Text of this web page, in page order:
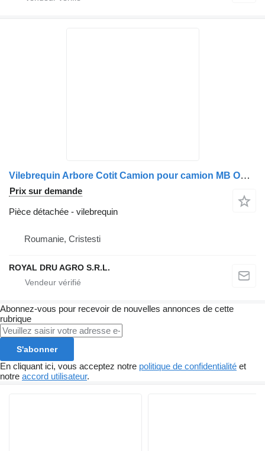
Vilebrequin Arbore Cotit Camion pour camion MB OM470 A4710300101/201401
Prix sur demande
Pièce détachée - vilebrequin
Roumanie, Cristesti
ROYAL DRU AGRO S.R.L.
Abonnez-vous pour recevoir de nouvelles annonces de cette
rubrique
S'abonner
En cliquant ici, vous acceptez notre politique de confidentialité et
notre accord utilisateur.